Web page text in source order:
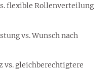
flexible Rollenverteilung
vs. Wunsch nach
vs. gleichberechtigtere